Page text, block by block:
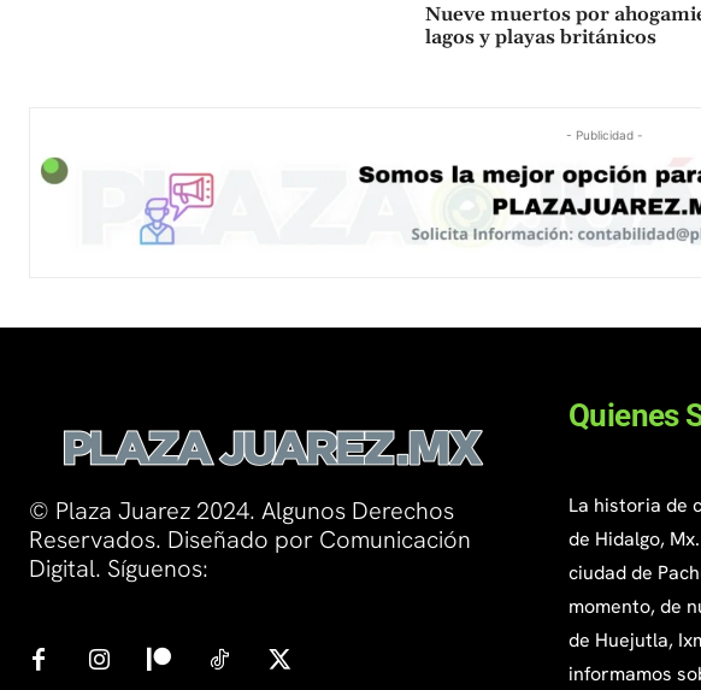
Nueve muertos por
lagos y playas británicos
- Publicidad -
© Plaza Juarez 2024. Algunos Derechos
Reservados. Diseñado por Comunicación
Digital. Síguenos:
Quienes
La historia de
de Hidalgo,
ciudad de
momento, de
de Huejutla,
informamos